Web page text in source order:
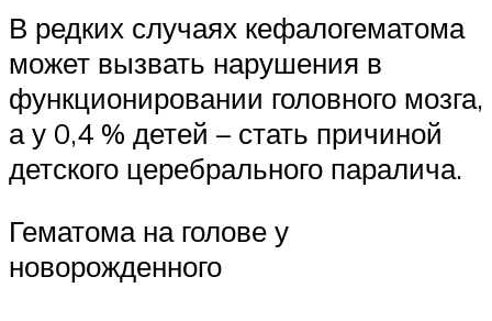
В редких случаях кефалогематома
может вызвать нарушения в
функционировании головного мозга,
а у 0,4 % детей – стать причиной
детского церебрального паралича.
Гематома на голове у
новорожденного